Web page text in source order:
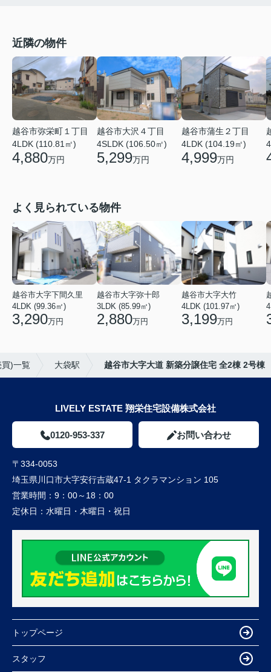
近隣の物件
越谷市弥栄町１丁目
4LDK (110.81㎡)
4,880万円
越谷市大沢４丁目
4SLDK (106.50㎡)
5,299万円
越谷市蒲生２丁目
4LDK (104.19㎡)
4,999万円
よく見られている物件
越谷市大字下間久里
4LDK (99.36㎡)
3,290万円
越谷市大字弥十郎
3LDK (85.99㎡)
2,880万円
越谷市大字大竹
4LDK (101.97㎡)
3,199万円
)一覧 大袋駅 越谷市大字大道 新築分譲住宅 全2棟 2号棟
LIVELY ESTATE 翔栄住宅設備株式会社
0120-953-337 お問い合わせ
〒334-0053
埼玉県川口市大字安行吉蔵47-1 タクラマンション 105
営業時間： 9：00～18：00
定休日： 水曜日・木曜日・祝日
トップページ
スタッフ